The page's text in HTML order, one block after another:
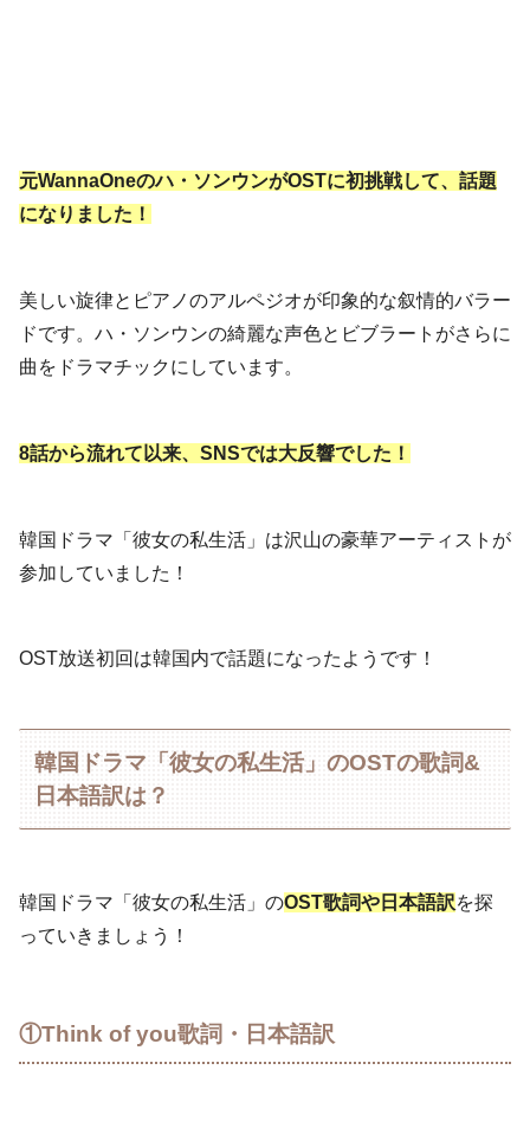
元WannaOneのハ・ソンウンがOSTに初挑戦して、話題
になりました！
美しい旋律とピアノのアルペジオが印象的な叙情的バラー
ドです。ハ・ソンウンの綺麗な声色とビブラートがさらに
曲をドラマチックにしています。
8話から流れて以来、SNSでは大反響でした！
韓国ドラマ「彼女の私生活」は沢山の豪華アーティストが
参加していました！
OST放送初回は韓国内で話題になったようです！
韓国ドラマ「彼女の私生活」のOSTの歌詞&
日本語訳は？
韓国ドラマ「彼女の私生活」のOST歌詞や日本語訳を探
っていきましょう！
①Think of you歌詞・日本語訳